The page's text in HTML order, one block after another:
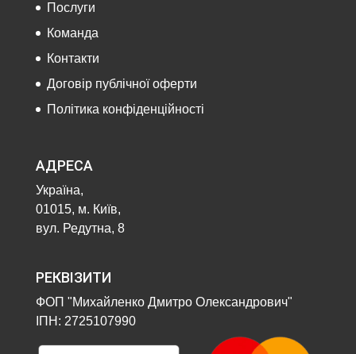
Послуги
Команда
Контакти
Договір публічної оферти
Політика конфіденційності
АДРЕСА
Україна,
01015, м. Київ,
вул. Редутна, 8
РЕКВІЗИТИ
ФОП "Михайленко Дмитро Олександрович"
ІПН: 2725107990